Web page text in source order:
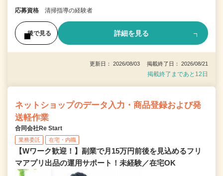
応募資格 清掃指導の経験者
後で見る 詳細を見る
更新日： 2026/08/03 掲載終了日： 2026/08/21
掲載終了まであと12日
ネットショップのデータ入力・商品登録および発
送軽作業
合同会社Re Start
業務委託 在宅・内職
【Wワーク歓迎！】副業で月15万円前後を見込めるフリ
マアプリ出品の運用サポート！未経験／在宅OK